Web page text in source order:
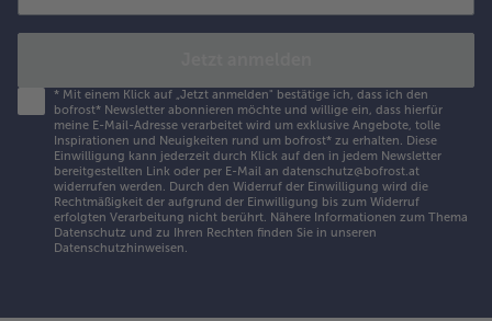
* Mit einem Klick auf „Jetzt anmelden" bestätige ich, dass ich den
bofrost* Newsletter abonnieren möchte und willige ein, dass hierfür
meine E-Mail-Adresse verarbeitet wird um exklusive Angebote, tolle
Inspirationen und Neuigkeiten rund um bofrost* zu erhalten. Diese
Einwilligung kann jederzeit durch Klick auf den in jedem Newsletter
bereitgestellten Link oder per E-Mail an datenschutz@bofrost.at
widerrufen werden. Durch den Widerruf der Einwilligung wird die
Rechtmäßigkeit der aufgrund der Einwilligung bis zum Widerruf
erfolgten Verarbeitung nicht berührt. Nähere Informationen zum Thema
Datenschutz und zu Ihren Rechten finden Sie in unseren
Datenschutzhinweisen.